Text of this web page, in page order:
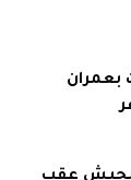
بعمران
عقب